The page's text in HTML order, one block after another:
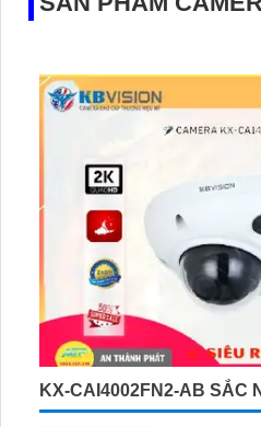
KX-CAI4002FN2-AB SẮC